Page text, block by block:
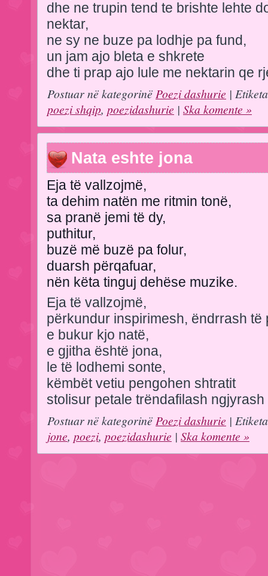
dhe ne trupin tend te brishte lehte
nektar,
ne sy ne buze pa lodhje pa fund,
un jam ajo bleta e shkrete
dhe ti prap ajo lule me nektarin qe
Postuar në kategorinë Poezi dashurie |
poezi shqip, poezidashurie | Ska komente »
Nata eshte jona
Eja të vallzojmë,
ta dehim natën me ritmin tonë,
sa pranë jemi të dy,
puthitur,
buzë më buzë pa folur,
duarsh përqafuar,
nën këta tinguj dehëse muzike.
Eja të vallzojmë,
përkundur inspirimesh, ëndrrash të
e bukur kjo natë,
e gjitha është jona,
le të lodhemi sonte,
këmbët vetiu pengohen shtratit
stolisur petale trëndafilash
Postuar në kategorinë Poezi dashurie |
jone, poezi, poezidashurie | Ska komente »